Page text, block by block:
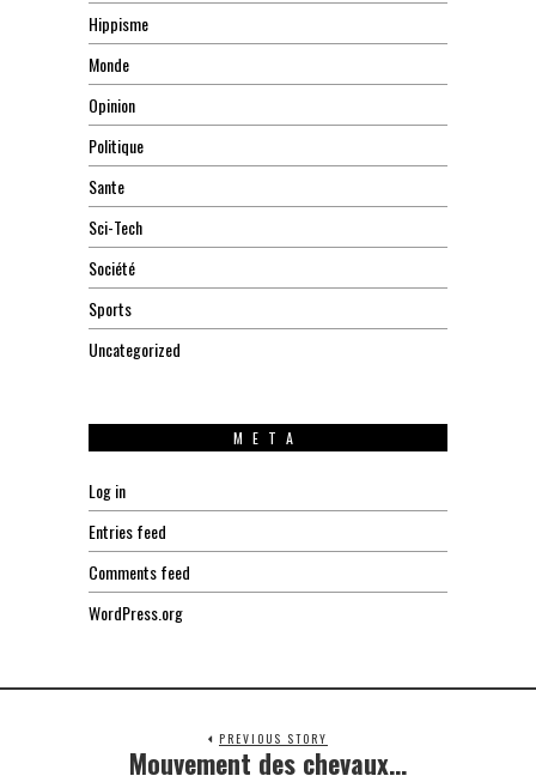
Hippisme
Monde
Opinion
Politique
Sante
Sci-Tech
Société
Sports
Uncategorized
META
Log in
Entries feed
Comments feed
WordPress.org
PREVIOUS STORY
Previous
Mouvement des chevaux…